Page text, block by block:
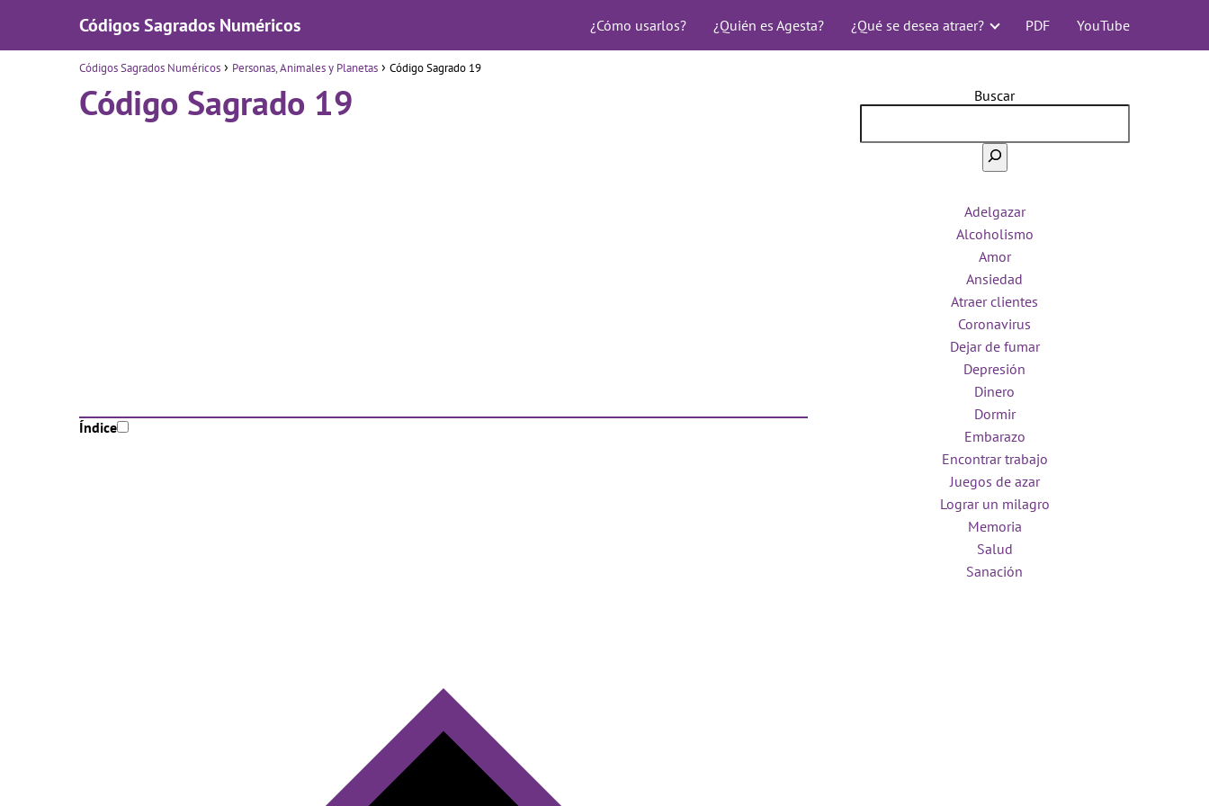
Códigos Sagrados Numéricos ¿Cómo usarlos? ¿Quién es Agesta? ¿Qué se desea atraer? PDF YouTube
Códigos Sagrados Numéricos Personas, Animales y Planetas Código Sagrado 19
Código Sagrado 19
Índice
Buscar
Adelgazar
Alcoholismo
Amor
Ansiedad
Atraer clientes
Coronavirus
Dejar de fumar
Depresión
Dinero
Dormir
Embarazo
Encontrar trabajo
Juegos de azar
Lograr un milagro
Memoria
Salud
Sanación